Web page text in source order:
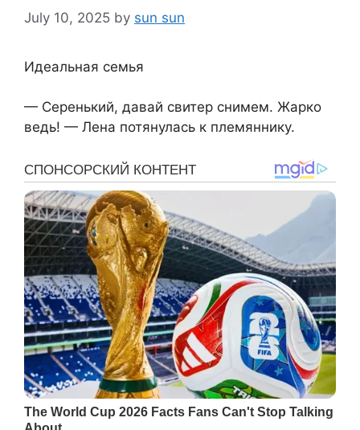
July 10, 2025 by sun sun
Идеальная семья
— Серенький, давай свитер снимем. Жарко
ведь! — Лена потянулась к племяннику.